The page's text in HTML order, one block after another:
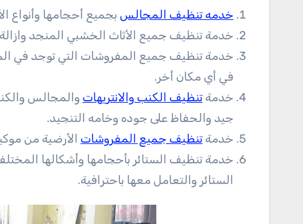
خدمه تنظيف المجالس بجميع أحجامها وأنواع
خدمة تنظيف جميع الأثاث الخشبي المنجد
خدمة تنظيف جميع المفروشات التي توجد في
في أي مكان أخر.
خدمة تنظيف الكنب والانتريهات والمجالس
جيد والحفاظ على جوده وخامه التنجيد.
خدمة تنظيف جميع المفروشات الأرضية من
خدمة تنظيف الستائر بأحجامها وأشكالها
الستائر والتعامل معها باحترافية.